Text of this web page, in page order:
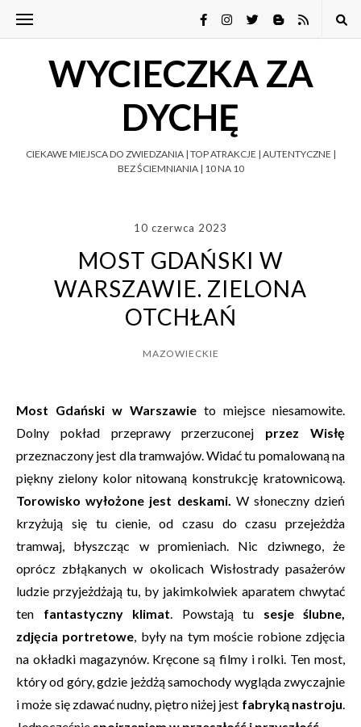
WYCIECZKA ZA
DYCHĘ
CIEKAWE MIEJSCA DO ZWIEDZANIA | TOP ATRAKCJE | AUTENTYCZNE |
BEZ ŚCIEMNIANIA | 10 NA 10
10 czerwca 2023
MOST GDAŃSKI W
WARSZAWIE. ZIELONA
OTCHŁAŃ
MAZOWIECKIE
Most Gdański w Warszawie to miejsce niesamowite.
Dolny pokład przeprawy przerzuconej przez Wisłę
przeznaczony jest dla tramwajów. Widać tu pomalowaną na
piękny zielony kolor nitowaną konstrukcję kratownicową.
Torowisko wyłożone jest deskami. W słoneczny dzień
krzyżują się tu cienie, od czasu do czasu przejeżdża
tramwaj, błyszcząc w promieniach. Nic dziwnego, że
oprócz zbłąkanych w okolicach Wisłostrady pasażerów
ludzie przyjeżdżają tu, by jakimkolwiek aparatem chwytać
ten fantastyczny klimat. Powstają tu sesje ślubne,
zdjęcia portretowe, były na tym moście robione zdjęcia
na okładki magazynów. Kręcone są filmy i rolki. Ten most,
który od góry, gdzie jeżdżą samochody wygląda zwyczajnie
i może się zdawać nudny, piętro niżej jest fabryką nastroju.